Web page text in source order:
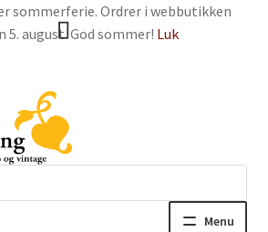
sommerferie. Ordrer i webbutikken
5. august. God sommer! Luk
Menu